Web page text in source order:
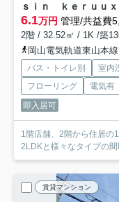
ｓｉｎ ｋｅｒｕｕ
6.1万円 管理/共益費
2階 / 32.52㎡ / 1K /築
岡山電気軌道東山本
バス・トイレ別 室内
フローリング
電気有
即入居可
1階店舗、2階から住居の
2LDKと様々なタイプの
賃貸マンション